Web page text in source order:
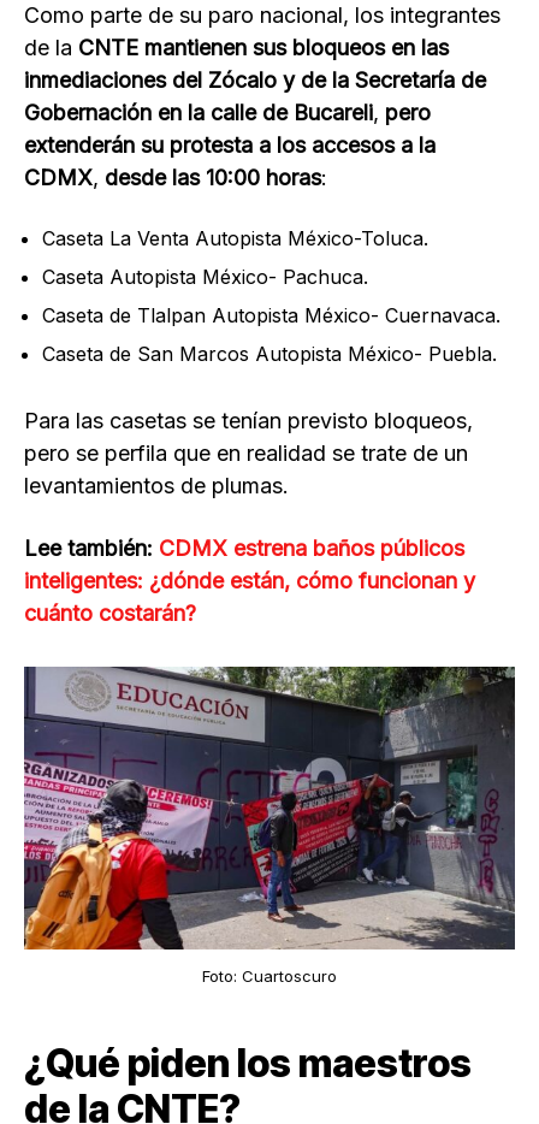
Como parte de su paro nacional, los integrantes
de la CNTE mantienen sus bloqueos en las
inmediaciones del Zócalo y de la Secretaría de
Gobernación en la calle de Bucareli, pero
extenderán su protesta a los accesos a la
CDMX, desde las 10:00 horas:
Caseta La Venta Autopista México-Toluca.
Caseta Autopista México- Pachuca.
Caseta de Tlalpan Autopista México- Cuernavaca.
Caseta de San Marcos Autopista México- Puebla.
Para las casetas se tenían previsto bloqueos,
pero se perfila que en realidad se trate de un
levantamientos de plumas.
Lee también: CDMX estrena baños públicos
inteligentes: ¿dónde están, cómo funcionan y
cuánto costarán?
Foto: Cuartoscuro
¿Qué piden los maestros
de la CNTE?